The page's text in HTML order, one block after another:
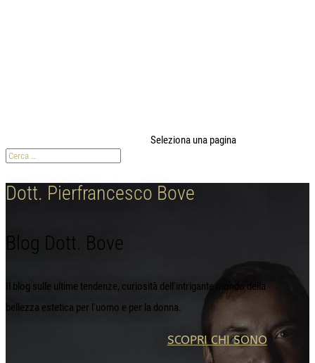
Seleziona una pagina
Dott. Pierfrancesco Bove
Blog Dott. Bove
Il blog sulle ultime tendenze, curiosità dell'intrigante mondo della
bellezza estetica per l'uomo e per la donna.
SCOPRI CHI SONO